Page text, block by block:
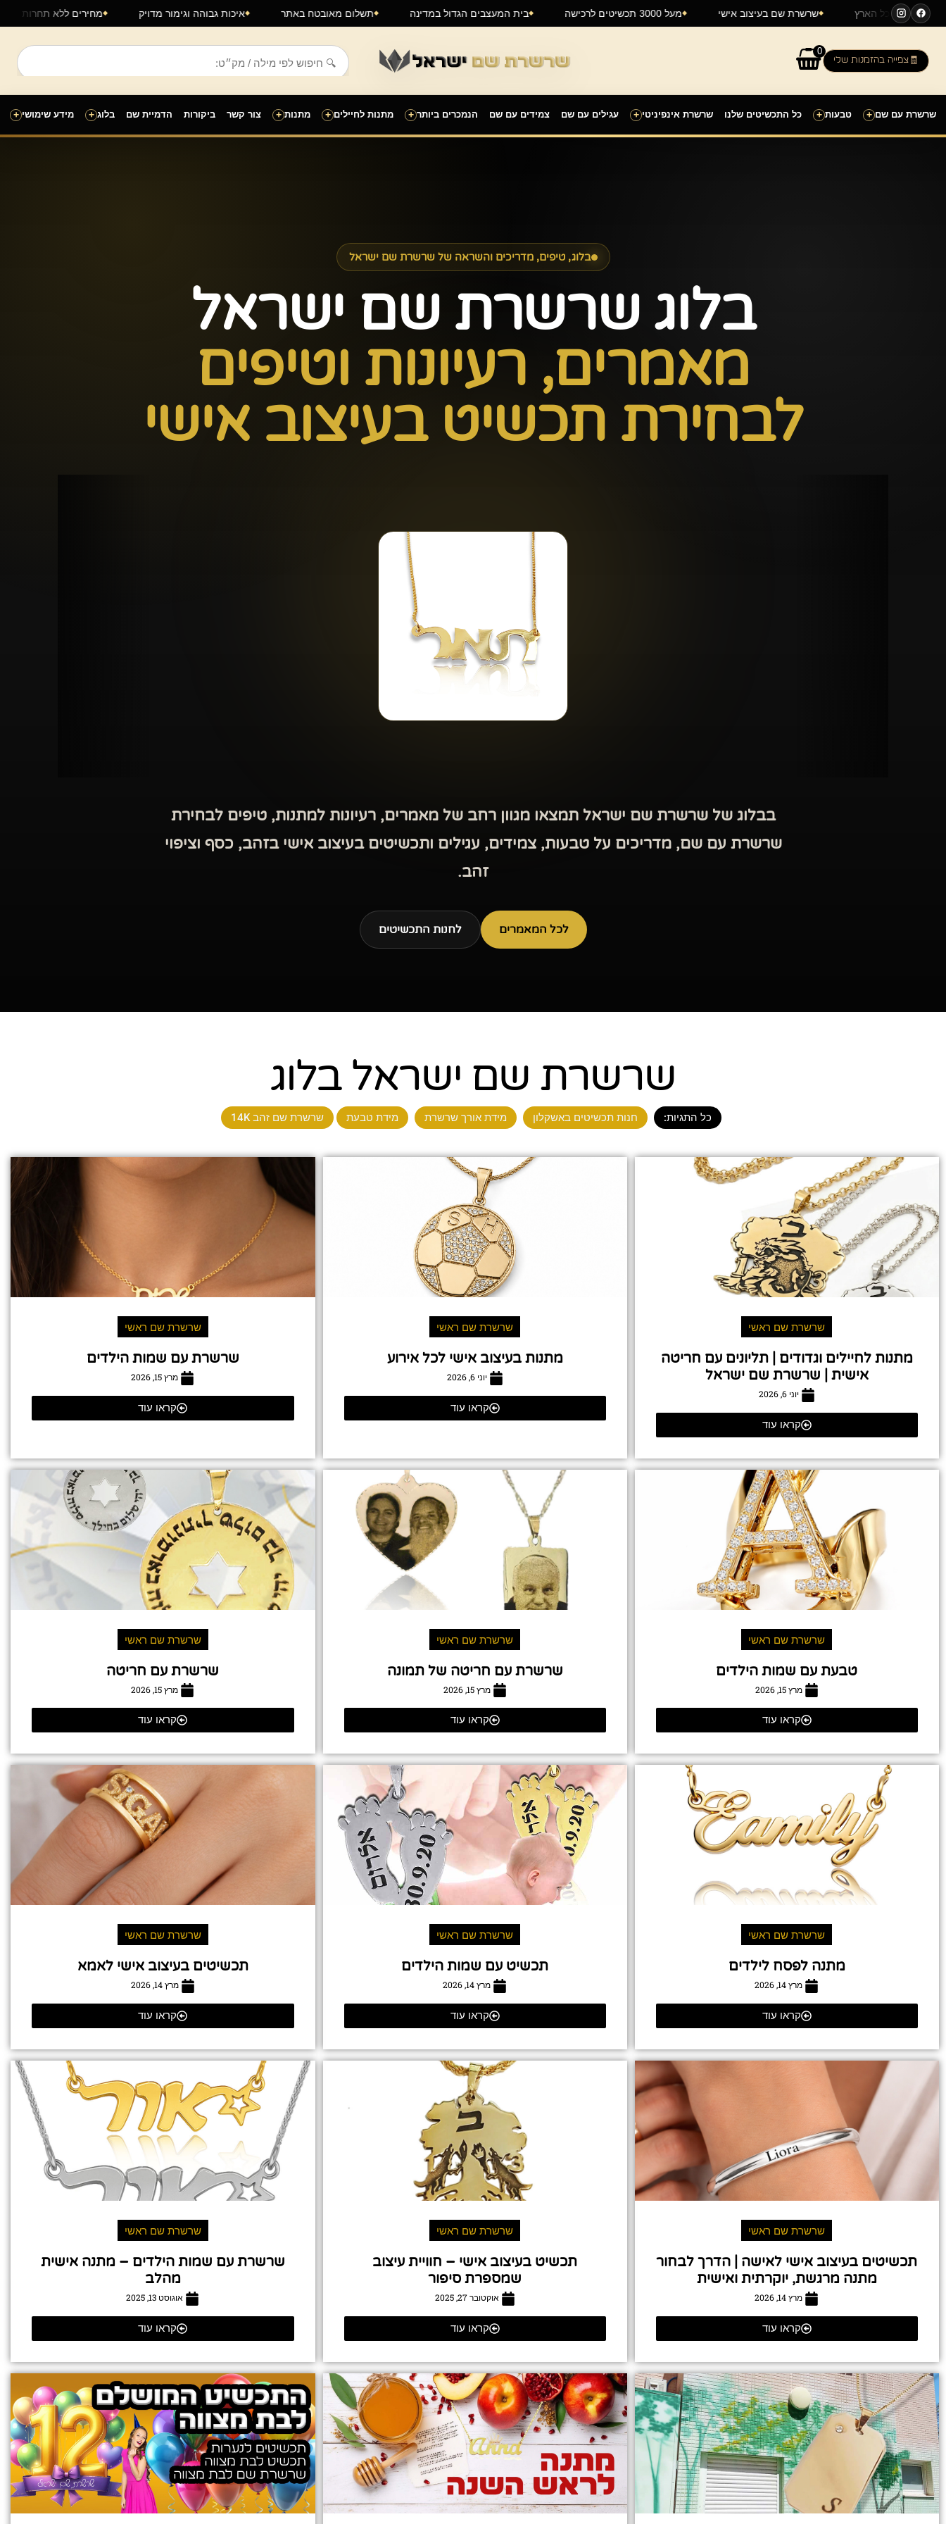
מחירים ללא איכות גבוהה וגימור מדויק תשלום מאובטח באתר בית המעצבים הגדול במדינה מעל 3000 תכשיטים לרכישה שרשרת שם בעיצוב אישי משלוחים לכל הארץ
צפייה בהזמנות שלי
0
שרשרת עם שם + טבעות + כל התכשיטים שלנו שרשרת אינפיניטי + עגילים עם שם צמידים עם שם הנמכרים ביותר + מתנות לחיילים + מתנות + צור קשר ביקורות הדמיית שם בלוג + מידע שימושי +
דילוג
לתוכן
בלוג, טיפים, מדריכים והשראה של שרשרת שם ישראל
בלוג שרשרת שם ישראל
מאמרים, רעיונות וטיפים
לבחירת תכשיט בעיצוב אישי
בבלוג של שרשרת שם ישראל תמצאו מגוון רחב של מאמרים, רעיונות למתנות, טיפים לבחירת
שרשרת עם שם, מדריכים על טבעות, צמידים, עגילים ותכשיטים בעיצוב אישי בזהב, כסף וציפוי
זהב.
לכל המאמרים לחנות התכשיטים
שרשרת שם ישראל בלוג
כל התגיות: חנות תכשיטים באשקלון מידת אורך שרשרת מידת טבעת שרשרת שם זהב 14K
שרשרת שם ראשי
מתנות לחיילים וגדודים | תליונים עם חריטה
אישית | שרשרת שם ישראל
יוני 6, 2026
קראו עוד
שרשרת שם ראשי
מתנות בעיצוב אישי לכל אירוע
יוני 6, 2026
קראו עוד
שרשרת שם ראשי
שרשרת עם שמות הילדים
מרץ 15, 2026
קראו עוד
שרשרת שם ראשי
טבעת עם שמות הילדים
מרץ 15, 2026
קראו עוד
שרשרת שם ראשי
שרשרת עם חריטה של תמונה
מרץ 15, 2026
קראו עוד
שרשרת שם ראשי
שרשרת עם חריטה
מרץ 15, 2026
קראו עוד
שרשרת שם ראשי
מתנה לפסח לילדים
מרץ 14, 2026
קראו עוד
שרשרת שם ראשי
תכשיט עם שמות הילדים
מרץ 14, 2026
קראו עוד
שרשרת שם ראשי
תכשיטים בעיצוב אישי לאמא
מרץ 14, 2026
קראו עוד
שרשרת שם ראשי
תכשיטים בעיצוב אישי לאישה | הדרך לבחור
מתנה מרגשת, יוקרתית ואישית
מרץ 14, 2026
קראו עוד
שרשרת שם ראשי
תכשיט בעיצוב אישי – חוויית עיצוב
שמספרת סיפור
אוקטובר 27, 2025
קראו עוד
שרשרת שם ראשי
שרשרת עם שמות הילדים – מתנה אישית
מהלב
אוגוסט 13, 2025
קראו עוד